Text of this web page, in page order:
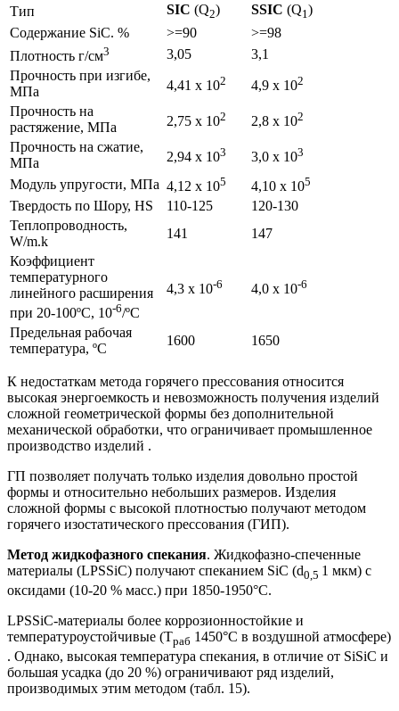
Тип
SIC (Q2) SSIC (Q1 )
Содержание SiC. %
>=90
>=98
Плотность г/см3 3,05
3,1
Прочность при изгибе,
МПа
4,41 х 102 4,9 х 102
Прочность на
растяжение, МПа
2,75 х 102 2,8 х 102
Прочность на сжатие,
МПа
2,94 х 103 3,0 х 103
Модуль упругости, МПа 4,12 х 105 4,10 х 105
Твердость по Шору, НS 110-125
120-130
Теплопроводность,
W/m.k
141
147
Коэффициент
температурного
линейного расширения
при 20-100ºС, 10-6/ºС
4,3 x 10-6 4,0 x 10-6
Предельная рабочая
температура, ºС
1600 1650
К недостаткам метода горячего прессования относится
высокая энергоемкость и невозможность получения изделий
сложной геометрической формы без дополнительной
механической обработки, что ограничивает промышленное
производство изделий .
ГП позволяет получать только изделия довольно простой
формы и относительно небольших размеров. Изделия
сложной формы с высокой плотностью получают методом
горячего изостатического прессования (ГИП).
Метод жидкофазного спекания. Жидкофазно-спеченные
материалы (LPSSiC) получают спеканием SiC (d0,5 1 мкм) с
оксидами (10-20 % масс.) при 1850-1950°С.
LPSSiC-материалы более коррозионностойкие и
температуроустойчивые (Траб 1450°С в воздушной атмосфере)
. Однако, высокая температура спекания, в отличие от SiSiC и
большая усадка (до 20 %) ограничивают ряд изделий,
производимых этим методом (табл. 15).